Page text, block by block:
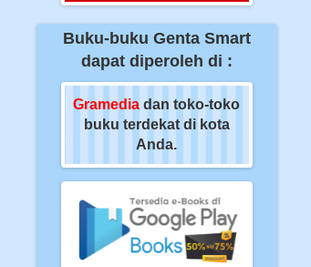
Buku-buku Genta Smart
dapat diperoleh di :
Gramedia dan toko-toko
buku terdekat di kota
Anda.
buku